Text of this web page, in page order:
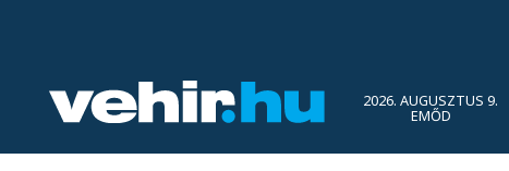
2026. AUGUSZTUS 9.
EMŐD